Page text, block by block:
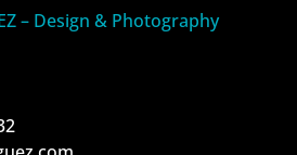
– Design & Photography